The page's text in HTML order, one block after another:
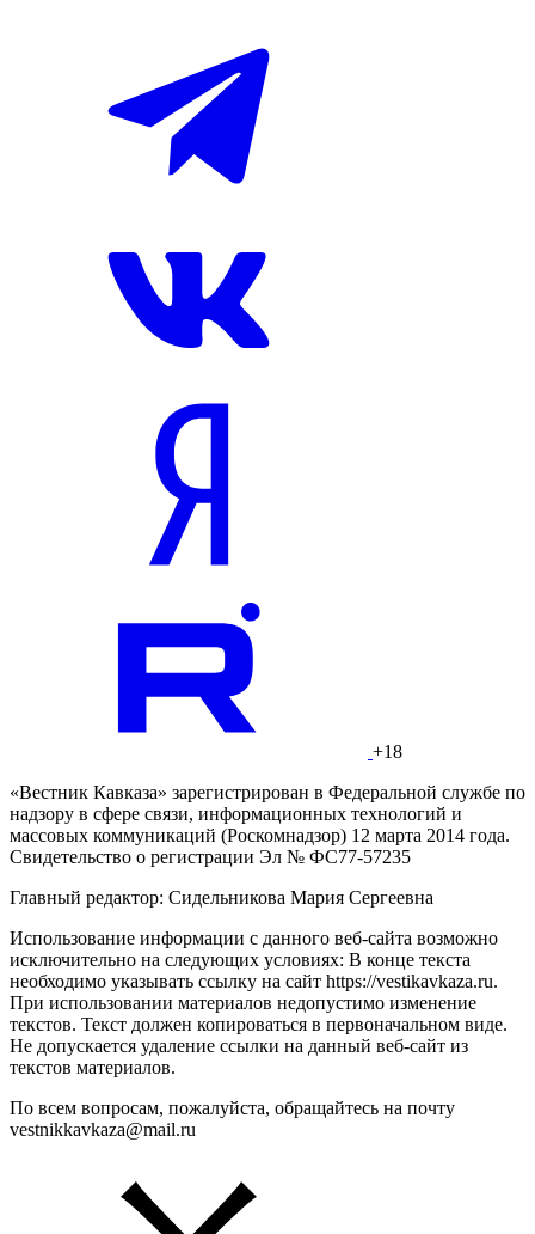
+18
«Вестник Кавказа» зарегистрирован в Федеральной службе по
надзору в сфере связи, информационных технологий и
массовых коммуникаций (Роскомнадзор) 12 марта 2014 года.
Свидетельство о регистрации Эл № ФС77-57235
Главный редактор: Сидельникова Мария Сергеевна
Использование информации с данного веб-сайта возможно
исключительно на следующих условиях: В конце текста
необходимо указывать ссылку на сайт https://vestikavkaza.ru.
При использовании материалов недопустимо изменение
текстов. Текст должен копироваться в первоначальном виде.
Не допускается удаление ссылки на данный веб-сайт из
текстов материалов.
По всем вопросам, пожалуйста, обращайтесь на почту
vestnikkavkaza@mail.ru